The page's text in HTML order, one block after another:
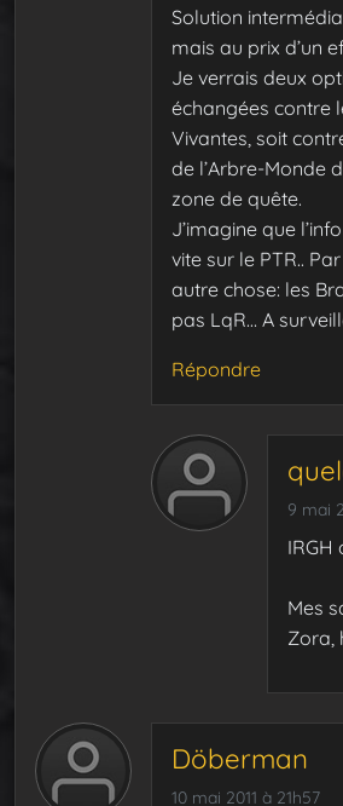
Solution
mais au prix d’un
Je verrais deux
échangées contre
Vivantes, soit
de l’Arbre-Monde
zone de quête.
J’imagine que
vite sur le PTR..
autre chose: les
pas LqR… A
Répondre
9 mai
IRGH
Mes
Zora,
Döberman
10 mai 2011 à 21h57